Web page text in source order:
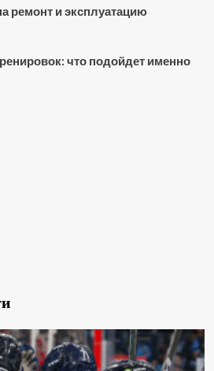
ремонт и эксплуатацию
что подойдет именно